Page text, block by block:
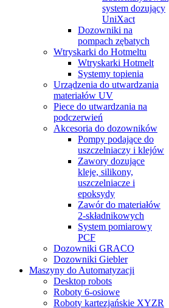
system dozujący
UniXact
Dozowniki na
pompach zębatych
Wtryskarki do Hotmeltu
Wtryskarki Hotmelt
Systemy topienia
Urządzenia do utwardzania
materiałów UV
Piece do utwardzania na
podczerwień
Akcesoria do dozowników
Pompy podające do
uszczelniaczy i klejów
Zawory dozujące
kleje, silikony,
uszczelniacze i
epoksydy
Zawór do materiałów
2-składnikowych
System pomiarowy
PCF
Dozowniki GRACO
Dozowniki Giebler
Maszyny do Automatyzacji
Desktop robots
Roboty 6-osiowe
Roboty kartezjańskie XYZR